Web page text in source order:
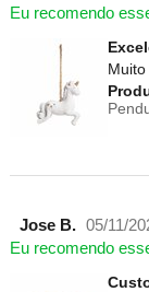
Eu recomendo
Jose B. 05/11/
Eu recomendo